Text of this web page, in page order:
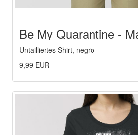
Be My Quarantine -
Heymach
Untailliertes Shirt, negro
9,99 EUR